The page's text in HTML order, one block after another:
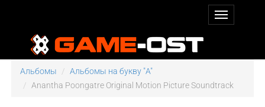
Альбомы
Альбомы на букву "A"
Anantha Poongatre Original Motion Picture Soundtrack